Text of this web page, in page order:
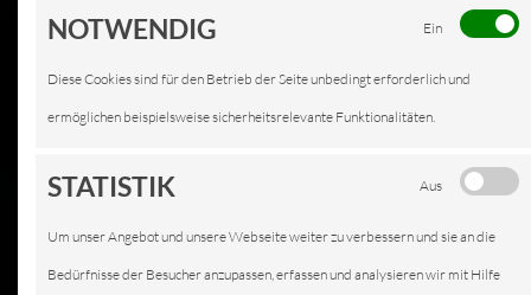
NOTWENDIG Ein
Diese Cookies sind für den Betrieb der Seite unbedingt erforderlich und
ermöglichen beispielsweise sicherheitsrelevante Funktionalitäten.
STATISTIK Aus
Um unser Angebot und unsere Webseite weiter zu verbessern und sie an die
Bedürfnisse der Besucher anzupassen, erfassen und analysieren wir mit Hilfe